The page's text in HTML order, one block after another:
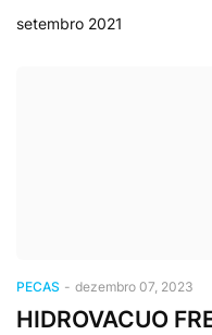
setembro 2021
PECAS - dezembro 07, 2023
HIDROVACUO